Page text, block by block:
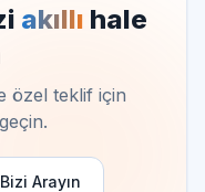
akıllı hale
özel teklif için
Arayın